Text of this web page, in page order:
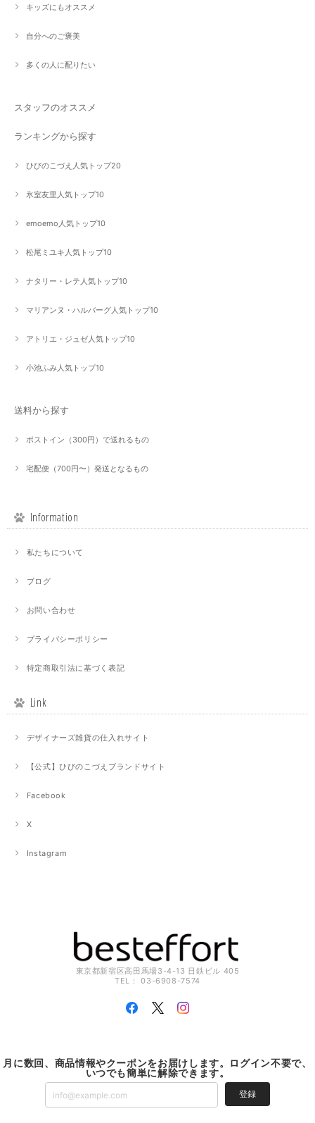
キッズにもオススメ
自分へのご褒美
多くの人に配りたい
スタッフのオススメ
ランキングから探す
ひびのこづえ人気トップ20
氷室友里人気トップ10
emoemo人気トップ10
松尾ミユキ人気トップ10
ナタリー・レテ人気トップ10
マリアンヌ・ハルバーグ人気トップ10
アトリエ・ジュゼ人気トップ10
小池ふみ人気トップ10
送料から探す
ポストイン（300円）で送れるもの
宅配便（700円〜）発送となるもの
Information
私たちについて
ブログ
お問い合わせ
プライバシーポリシー
特定商取引法に基づく表記
Link
デザイナーズ雑貨の仕入れサイト
【公式】ひびのこづえブランドサイト
Facebook
X
Instagram
東京都新宿区高田馬場3-4-13 日鉄ビル 405
TEL： 03-6908-7574
月に数回、商品情報やクーポンをお届けします。ログイン不要で、
いつでも簡単に解除できます。
登録